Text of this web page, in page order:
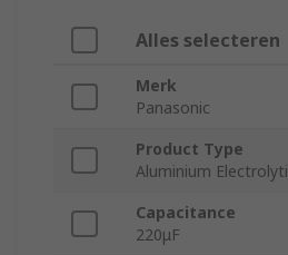
Alles selecteren
Merk
Panasonic
Product Type
Aluminium
Capacitance
220μF